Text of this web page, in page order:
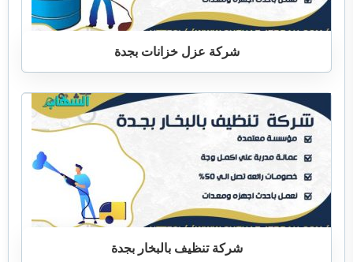
شركة عزل خزانات بجدة
شركة تنظيف بالبخار بجدة